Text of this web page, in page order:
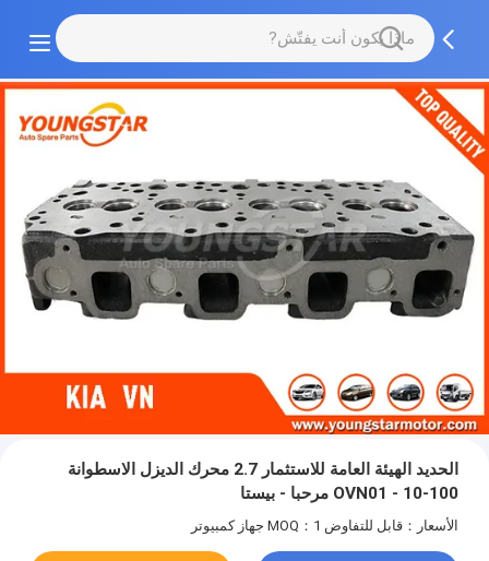
الحديد الهيئة العامة للاستثمار 2.7 محرك الديزل الاسطوانة
OVN01 - 10-100 مرحبا - بيستا
الأسعار：قابل للتفاوض MOQ：1 جهاز كمبيوتر